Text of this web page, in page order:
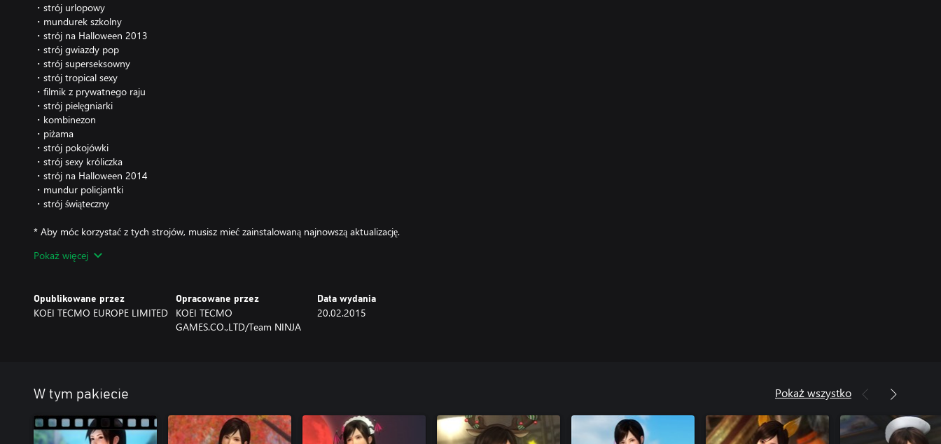
・strój urlopowy
・mundurek szkolny
・strój na Halloween 2013
・strój gwiazdy pop
・strój superseksowny
・strój tropical sexy
・filmik z prywatnego raju
・strój pielęgniarki
・kombinezon
・piżama
・strój pokojówki
・strój sexy króliczka
・strój na Halloween 2014
・mundur policjantki
・strój świąteczny
* Aby móc korzystać z tych strojów, musisz mieć zainstalowaną najnowszą aktualizację.
*Zanim użyjesz tego stroju, musisz kupić odpowiednią postać.
Pokaż więcej
Opublikowane przez
KOEI TECMO EUROPE LIMITED
Opracowane przez
KOEI TECMO
GAMES.CO.,LTD/Team NINJA
Data wydania
20.02.2015
W tym pakiecie Pokaż wszystko